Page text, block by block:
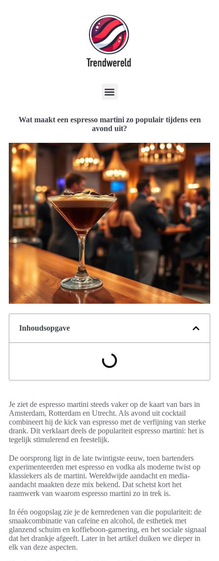
Wat maakt een espresso martini zo populair tijdens een
avond uit?
Inhoudsopgave
Je ziet de espresso martini steeds vaker op de kaart van bars in
Amsterdam, Rotterdam en Utrecht. Als avond uit cocktail
combineert hij de kick van espresso met de verfijning van sterke
drank. Dit verklaart deels de populariteit espresso martini: het is
tegelijk stimulerend en feestelijk.
De oorsprong ligt in de late twintigste eeuw, toen bartenders
experimenteerden met espresso en vodka als moderne twist op
klassiekers als de martini. Wereldwijde aandacht en media-
aandacht maakten deze mix bekend. Dat schetst kort het
raamwerk van waarom espresso martini zo in trek is.
In één oogopslag zie je de kernredenen van die populariteit: de
smaakcombinatie van cafeïne en alcohol, de esthetiek met
glanzend schuim en koffieboon-garnering, en het sociale signaal
dat het drankje afgeeft. Later in het artikel duiken we dieper in
elk van deze aspecten.